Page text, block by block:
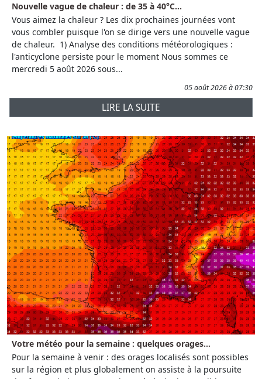
Nouvelle vague de chaleur : de 35 à 40°C...
Vous aimez la chaleur ? Les dix prochaines journées vont
vous combler puisque l'on se dirige vers une nouvelle vague
de chaleur. 1) Analyse des conditions météorologiques :
l'anticyclone persiste pour le moment Nous sommes ce
mercredi 5 août 2026 sous...
05 août 2026 à 07:30
LIRE LA SUITE
Votre météo pour la semaine : quelques orages...
Pour la semaine à venir : des orages localisés sont possibles
sur la région et plus globalement on assiste à la poursuite